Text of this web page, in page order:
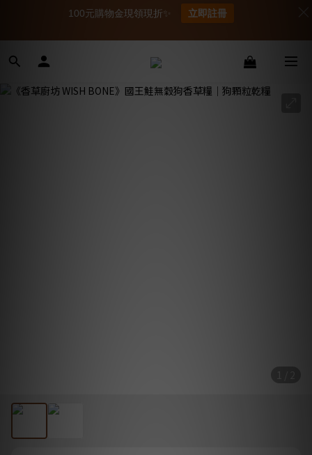
100元購物金現領現折✨ 立即註冊